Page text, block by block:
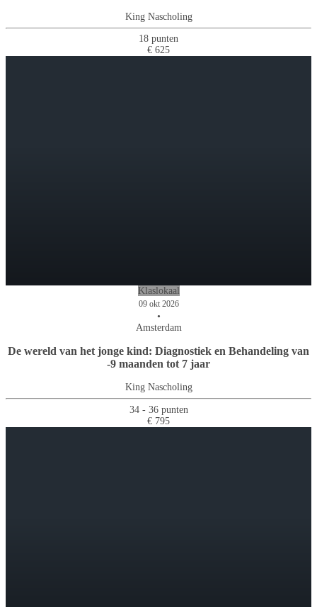
King Nascholing
18 punten
€ 625
Klaslokaal
09 okt 2026
•
Amsterdam
De wereld van het jonge kind: Diagnostiek en Behandeling van
-9 maanden tot 7 jaar
King Nascholing
34 - 36 punten
€ 795